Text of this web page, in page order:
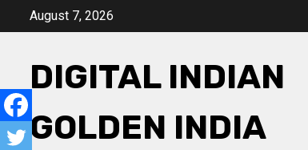
August 7, 2026
DIGITAL INDIAN
GOLDEN INDIA